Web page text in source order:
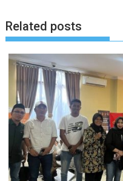
Related posts